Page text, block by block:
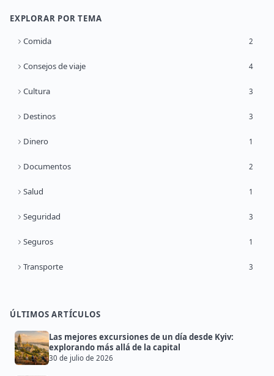
EXPLORAR POR TEMA
Comida 2
Consejos de viaje 4
Cultura 3
Destinos 3
Dinero 1
Documentos 2
Salud 1
Seguridad 3
Seguros 1
Transporte 3
ÚLTIMOS ARTÍCULOS
Las mejores excursiones de un día desde Kyiv:
explorando más allá de la capital
30 de julio de 2026